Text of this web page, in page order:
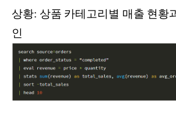
상황: 상품 카테고리별 매출 현황
인